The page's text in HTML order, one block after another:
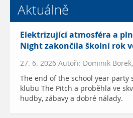
Aktuálně
Elektrizující atmosféra a
Night zakončila školní rok
27. 6. 2026 Autoři: Dominik
The end of the school year party
klubu The Pitch a proběhla ve
hudby, zábavy a dobré nálady.